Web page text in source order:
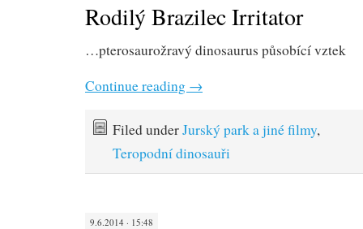
Rodilý Brazilec Irritator
…pterosaurožravý dinosaurus působící vztek
Continue reading →
Filed underJurský park a jiné filmy,
Teropodní dinosauři
9.6.2014 · 15:48